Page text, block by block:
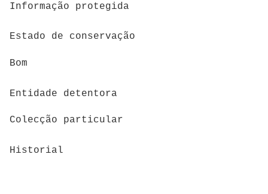
Informação protegida
Estado de conservação
Bom
Entidade detentora
Colecção particular
Historial